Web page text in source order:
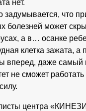
нет.
задумывается, что
болезней может
а в… осанке
клетка зажата, а
вперед, даже самый
не сможет работать
центра